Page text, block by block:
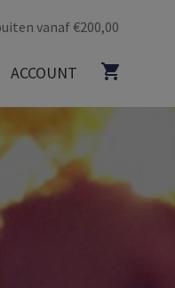
vanaf €200,00
ACCOUNT